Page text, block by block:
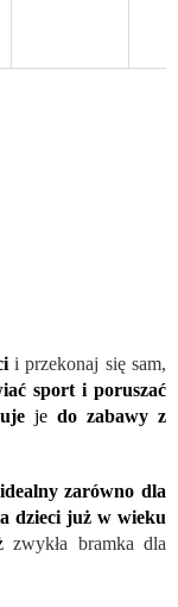
i przekonaj się sam,
sport i poruszać
jedo zabawy z
zarówno dla
dzieci już w wieku
zwykła bramka dla